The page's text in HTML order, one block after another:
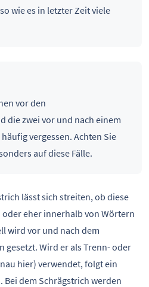
so wie es in letzter Zeit viele
vor den
die zwei vor und nach einem
vergessen. Achten Sie
auf diese Fälle.
lässt sich streiten, ob diese
eher innerhalb von Wörtern
wird vor und nach dem
gesetzt. Wird er als Trenn- oder
hier) verwendet, folgt ein
Bei dem Schrägstrich werden